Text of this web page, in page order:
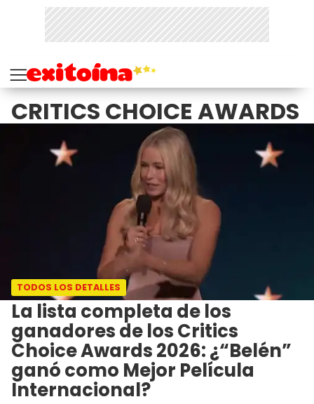
CRITICS CHOICE AWARDS
TODOS LOS DETALLES
La lista completa de los
ganadores de los Critics
Choice Awards 2026: ¿“Belén”
ganó como Mejor Película
Internacional?